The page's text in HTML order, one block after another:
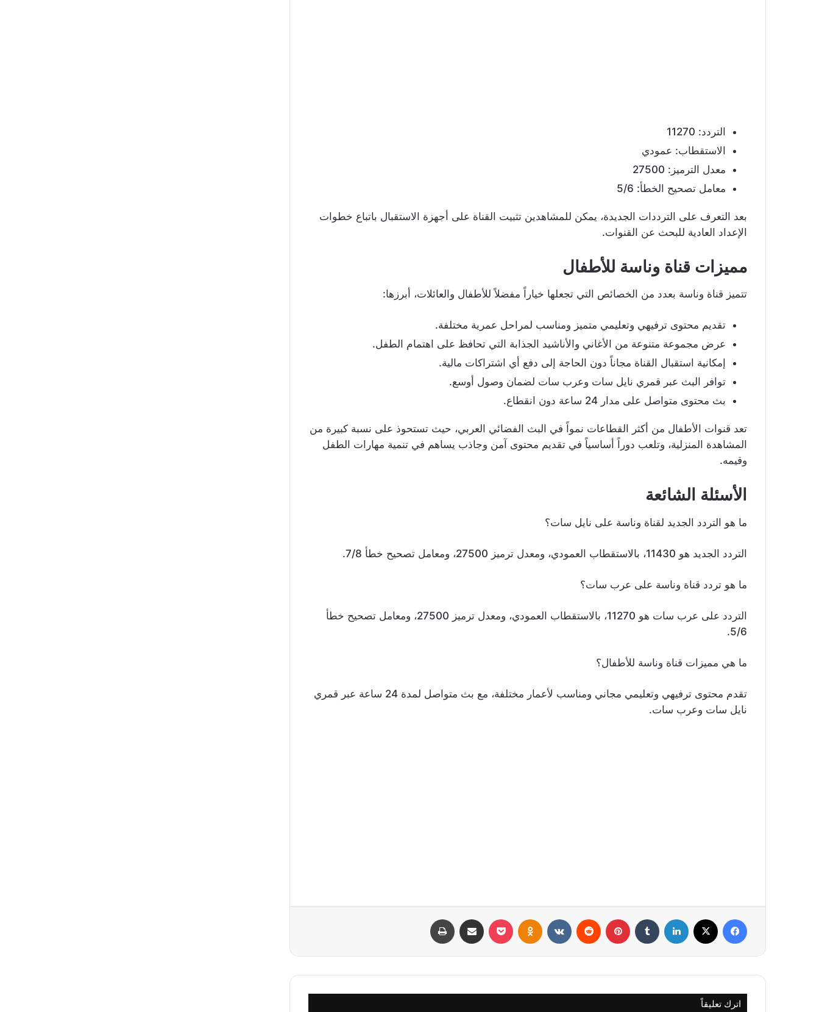
التردد: 11270
الاستقطاب: عمودي
معدل الترميز: 27500
معامل تصحيح الخطأ: 5/6
بعد التعرف على الترددات الجديدة، يمكن للمشاهدين تثبيت القناة على أجهزة الاستقبال باتباع خطوات
الإعداد العادية للبحث عن القنوات.
مميزات قناة وناسة للأطفال
تتميز قناة وناسة بعدد من الخصائص التي تجعلها خياراً مفضلاً للأطفال والعائلات، أبرزها:
تقديم محتوى ترفيهي وتعليمي متميز ومناسب لمراحل عمرية مختلفة.
عرض مجموعة متنوعة من الأغاني والأناشيد الجذابة التي تحافظ على اهتمام الطفل.
إمكانية استقبال القناة مجاناً دون الحاجة إلى دفع أي اشتراكات مالية.
توافر البث عبر قمري نايل سات وعرب سات لضمان وصول أوسع.
بث محتوى متواصل على مدار 24 ساعة دون انقطاع.
تعد قنوات الأطفال من أكثر القطاعات نمواً في البث الفضائي العربي، حيث تستحوذ على نسبة كبيرة من
المشاهدة المنزلية، وتلعب دوراً أساسياً في تقديم محتوى آمن وجاذب يساهم في تنمية مهارات الطفل
وقيمه.
الأسئلة الشائعة
ما هو التردد الجديد لقناة وناسة على نايل سات؟
التردد الجديد هو 11430، بالاستقطاب العمودي، ومعدل ترميز 27500، ومعامل تصحيح خطأ 7/8.
ما هو تردد قناة وناسة على عرب سات؟
التردد على عرب سات هو 11270، بالاستقطاب العمودي، ومعدل ترميز 27500، ومعامل تصحيح خطأ
5/6.
ما هي مميزات قناة وناسة للأطفال؟
تقدم محتوى ترفيهي وتعليمي مجاني ومناسب لأعمار مختلفة، مع بث متواصل لمدة 24 ساعة عبر قمري
نايل سات وعرب سات.
اترك تعليقاً